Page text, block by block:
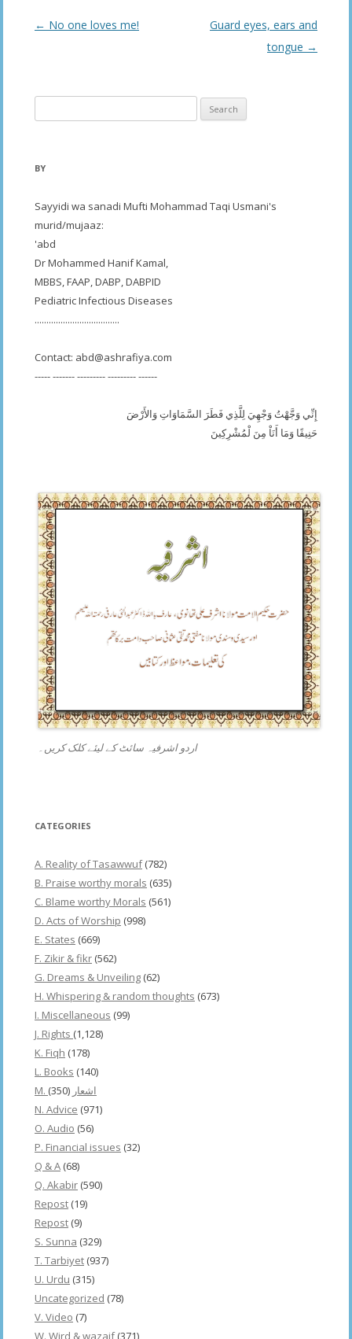
Post
← No one loves me!
Guard eyes, ears and
tongue →
for:
BY
Sayyidi wa sanadi Mufti Mohammad Taqi Usmani's
murid/mujaaz:
'abd
Dr Mohammed Hanif Kamal,
MBBS, FAAP, DABP, DABPID
Pediatric Infectious Diseases
....................................
Contact: abd@ashrafiya.com
----- ------- --------- --------- ------
إِنِّي وَجَّهْتُ وَجْهِيَ لِلَّذِي فَطَرَ السَّمَاوَاتِ وَالأَرْضَ
حَنِيفًا وَمَا أَنَاْ مِنَ لْمُشْرِكِينَ
اردو اشرفیہ سائٹ کے لیئے کلک کریں۔
CATEGORIES
A. Reality of Tasawwuf(782)
B. Praise worthy morals (635)
C. Blame worthy Morals (561)
D. Acts of Worship (998)
E. States (669)
F. Zikir & fikr (562)
G. Dreams & Unveiling (62)
H. Whispering & random thoughts (673)
I. Miscellaneous (99)
J. Rights (1,128)
K. Fiqh (178)
L. Books (140)
M. اشعار (350)
N. Advice (971)
O. Audio (56)
P. Financial issues (32)
Q & A (68)
Q. Akabir (590)
Repost (19)
Repost (9)
S. Sunna (329)
T. Tarbiyet (937)
U. Urdu (315)
Uncategorized (78)
V. Video (7)
W. Wird & wazaif(371)